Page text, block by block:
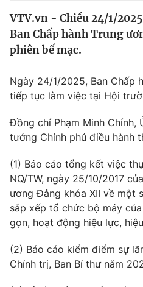
Thế giới
Thế giới đó đây
Kinh tế
Tài chính
Thị trường
Truyền hình
Phim VTV
Hậu trường
Nhân vật
Khán giả
Giải sao mai
Giải trí
Điện ảnh
Âm nhạc
Sao
Đời sống
Du lịch
Làm đẹp
Giáo dục
VTV.vn - Chiều 24/1/
Ban Chấp hành Trung
phiên bế mạc.
Ngày 24/1/2025, Ban Chấp
tiếp tục làm việc tại Hội
Đồng chí Phạm Minh Chính,
tướng Chính phủ điều hành
(1) Báo cáo tổng kết việc
NQ/TW, ngày 25/10/2017
ương Đảng khóa XII về một
sắp xếp tổ chức bộ máy
gọn, hoạt động hiệu lực,
(2) Báo cáo kiểm điểm sự
Chính trị, Ban Bí thư năm